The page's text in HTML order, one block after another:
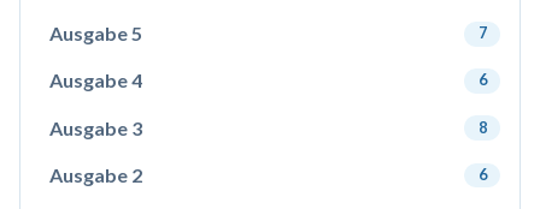
Ausgabe 5 7
Ausgabe 4 6
Ausgabe 3 8
Ausgabe 2 6